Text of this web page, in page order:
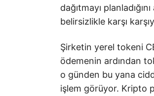
dağıtmayı
belirsizlikle karşı
Şirketin yerel tokeni
ödemenin ardından
o günden bu yana
işlem görüyor. Kripto